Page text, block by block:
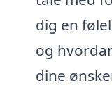
dig en
og
dine